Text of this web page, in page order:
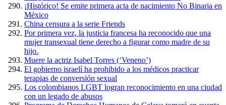
¡Histórico! Se emite primera acta de nacimiento No Binaria en
México
China censura a la serie Friends
Por primera vez, la justicia francesa ha reconocido que una
mujer transexual tiene derecho a figurar como madre de su
hijo.
Muere la actriz Isabel Torres (‘Veneno’)
El gobierno israelí ha prohibido a los médicos practicar
terapias de conversión sexual
Los colombianos LGBT logran reconocimiento en una ciudad
con un legado de abusos